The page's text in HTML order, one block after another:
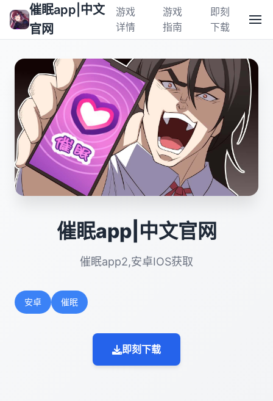
催眠app|中文
官网
游戏
详情
游戏
指南
即刻
下载
催眠app|中文官网
催眠app2,安卓IOS获取
安卓 催眠
即刻下载